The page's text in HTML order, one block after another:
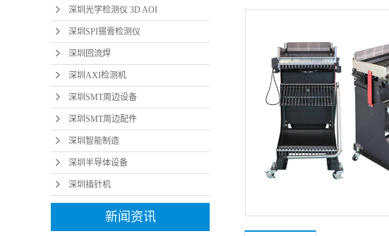
深圳光学检测仪 3D AOI
深圳SPI锡膏检测仪
深圳回流焊
深圳AXI检测机
深圳SMT周边设备
深圳SMT周边配件
深圳智能制造
深圳半导体设备
深圳插针机
新闻资讯